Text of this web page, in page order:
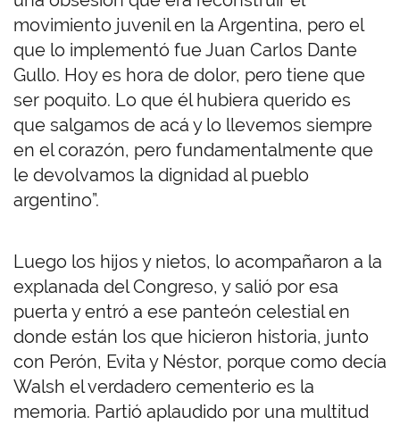
movimiento juvenil en la Argentina, pero el
que lo implementó fue Juan Carlos Dante
Gullo. Hoy es hora de dolor, pero tiene que
ser poquito. Lo que él hubiera querido es
que salgamos de acá y lo llevemos siempre
en el corazón, pero fundamentalmente que
le devolvamos la dignidad al pueblo
argentino”.
Luego los hijos y nietos, lo acompañaron a la
explanada del Congreso, y salió por esa
puerta y entró a ese panteón celestial en
donde están los que hicieron historia, junto
con Perón, Evita y Néstor, porque como decía
Walsh el verdadero cementerio es la
memoria. Partió aplaudido por una multitud